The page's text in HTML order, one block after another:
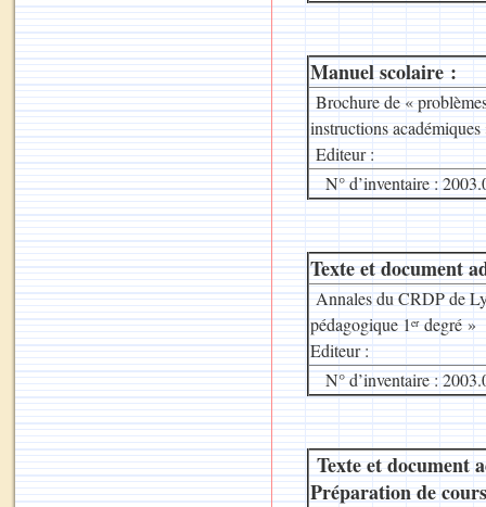
Manuel scolaire :
Brochure de «
instructions
Editeur :
N° d’inventaire :
Texte et document
Annales du CRDP de
pédagogique 1erdegré »
Editeur :
N° d’inventaire :
Texte et document
Préparation de